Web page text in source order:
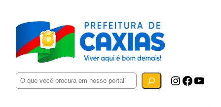
P
e
Instagram Facebook YouTube